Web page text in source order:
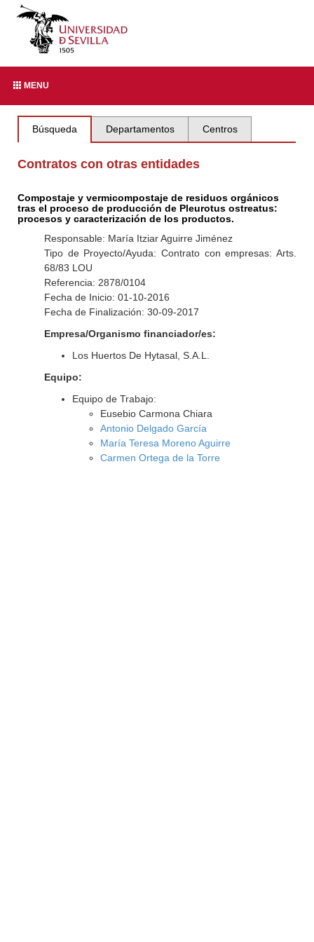
MENU
Búsqueda Departamentos Centros
Contratos con otras entidades
Compostaje y vermicompostaje de residuos orgánicos
tras el proceso de producción de Pleurotus ostreatus:
procesos y caracterización de los productos.
Responsable: María Itziar Aguirre Jiménez
Tipo de Proyecto/Ayuda: Contrato con empresas: Arts.
68/83 LOU
Referencia: 2878/0104
Fecha de Inicio: 01-10-2016
Fecha de Finalización: 30-09-2017
Empresa/Organismo financiador/es:
Los Huertos De Hytasal, S.A.L.
Equipo:
Equipo de Trabajo:
Eusebio Carmona Chiara
Antonio Delgado García
María Teresa Moreno Aguirre
Carmen Ortega de la Torre